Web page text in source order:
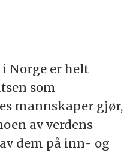
Norge er helt
som
mannskaper gjør,
av verdens
dem på inn- og